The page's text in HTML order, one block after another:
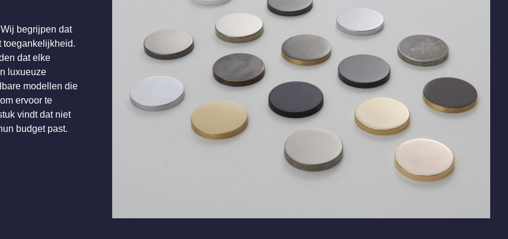
begrijpen dat
toegankelijkheid.
dat elke
luxueuze
modellen die
ervoor te
vindt dat niet
budget past.